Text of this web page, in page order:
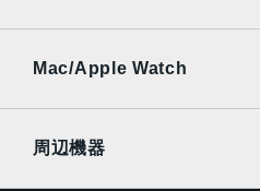
UQmobile
Ymobile
UQmobile
Mac/Apple Watch
周辺機器